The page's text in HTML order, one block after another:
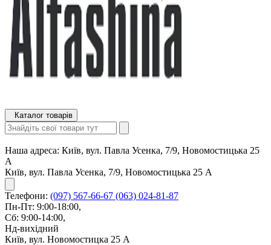
Каталог товарів
Наша адреса: Київ, вул. Павла Усенка, 7/9, Новомостицька 25
А
Київ, вул. Павла Усенка, 7/9, Новомостицька 25 А
Телефони: (097) 567-66-67 (063) 024-81-87
Пн-Пт: 9:00-18:00,
Сб: 9:00-14:00,
Нд-вихідний
Київ, вул. Новомостицка 25 А